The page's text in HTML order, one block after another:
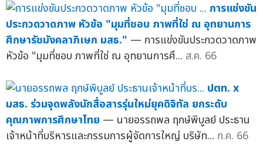
การแข่งขัน
ประกวดวาดภาพ หัวข้อ "มุมที่ชอบ ภาพที่ใช่ ณ อุทยานการ
ศึกษารัชมังคลาภิเษก มสธ." — การแข่งขันประกวดวาดภาพ
หัวข้อ "มุมที่ชอบ ภาพที่ใช่ ณ อุทยานการศึ... ส.ค. 66
ปตท. x
มสธ. ร่วมจุดพลังนักสื่อสารรุ่นใหม่ยุคดิจิทัล ยกระดับ
คุณภาพการศึกษาไทย — นายอรรถพล ฤกษ์พิบูลย์ ประธาน
เจ้าหน้าที่บริหารและกรรมการผู้จัดการใหญ่ บริษัท... ก.ค. 66